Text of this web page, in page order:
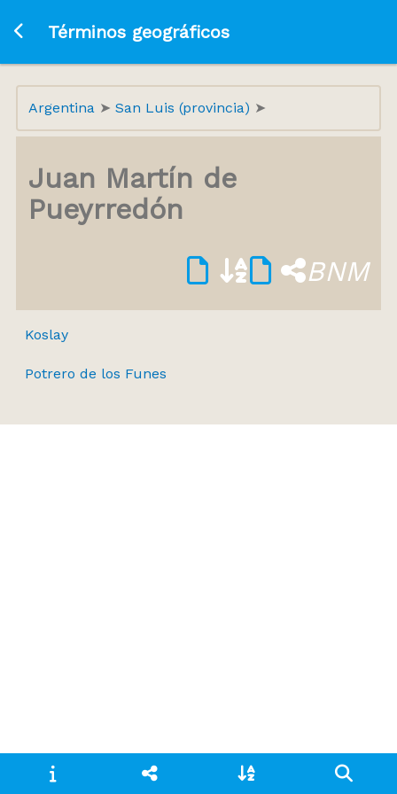
Ir a la página principal
Términos geográficos
Argentina San Luis (provincia)
Juan Martín de
Pueyrredón
BNM
Koslay
Potrero de los Funes